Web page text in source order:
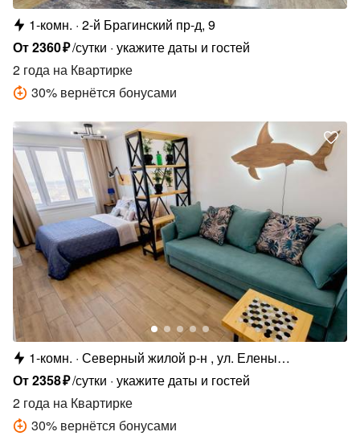
1-комн. 2-й Брагинский пр-д, 9
От2360₽/сутки укажите даты и гостей
2 года на Квартирке
30% вернётся бонусами
1-комн. Северный жилой р-н , ул. Елены
Колесовой, 26Б
От2358₽/сутки укажите даты и гостей
2 года на Квартирке
30% вернётся бонусами